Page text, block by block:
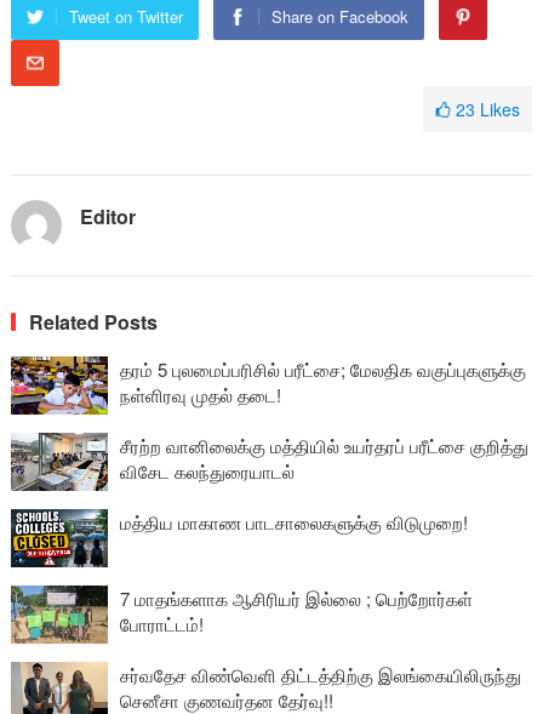
Tweet on Twitter Share on Facebook
23 Likes
Editor
Related Posts
தரம் 5 புலமைப்பரிசில் பரீட்சை; மேலதிக வகுப்புகளுக்கு
நள்ளிரவு முதல் தடை!
சீரற்ற வானிலைக்கு மத்தியில் உயர்தரப் பரீட்சை குறித்து
விசேட கலந்துரையாடல்
மத்திய மாகாண பாடசாலைகளுக்கு விடுமுறை!
7 மாதங்களாக ஆசிரியர் இல்லை ; பெற்றோர்கள்
போராட்டம்!
சர்வதேச விண்வெளி திட்டத்திற்கு இலங்கையிலிருந்து
செனீசா குணவர்தன தேர்வு!!